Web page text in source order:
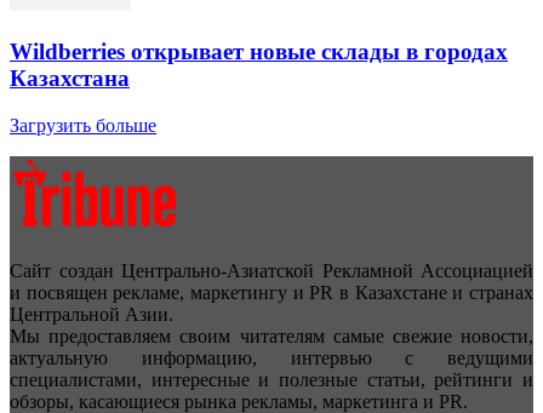
Wildberries открывает новые склады в городах
Казахстана
Загрузить больше
Сайт создан Центрально-Азиатской Рекламной Ассоциацией
и посвящен рекламе, маркетингу и PR в Казахстане и странах
Центральной Азии.
Мы предоставляем своим читателям самые свежие новости,
актуальную информацию, интервью с ведущими
специалистами, интересные и полезные статьи, рейтинги и
обзоры, касающиеся рынка рекламы, маркетинга и PR.